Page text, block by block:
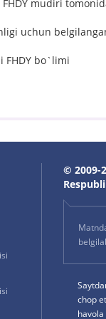
mudiri
uchun
bo`limi
© 2009-
chop